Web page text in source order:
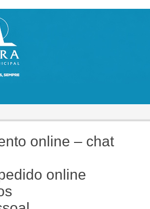
online – chat
online